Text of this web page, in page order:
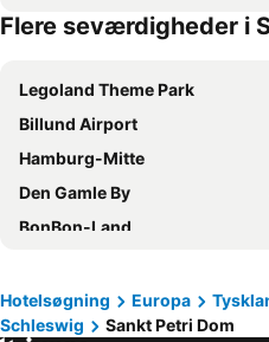
Hotel BeachSide
Panorama Hotel Aschberg
Hotel Deutscher Hof
Hotel Seelust
Hotel Wikingerhof
Hotel F-RITZ
Hotel an der Schlei
LÜTTES LOFT Boutique Hotel
Flere seværdigheder i
Legoland Theme Park
Billund Airport
Hamburg-Mitte
Den Gamle By
BonBon-Land
Givskud Zoo
Casino Munkebjerg Vejle
Hotelsøgning Europa
Schleswig
Sankt Petri Dom